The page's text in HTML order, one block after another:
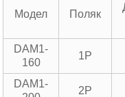
Модел Поляк
DAM1-
160
1P
DAM1-
2P